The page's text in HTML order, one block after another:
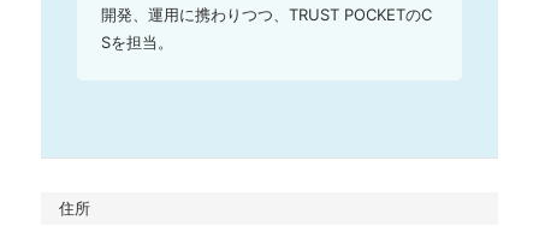
開発、運用に携わりつつ、TRUST POCKETのC
Sを担当。
住所